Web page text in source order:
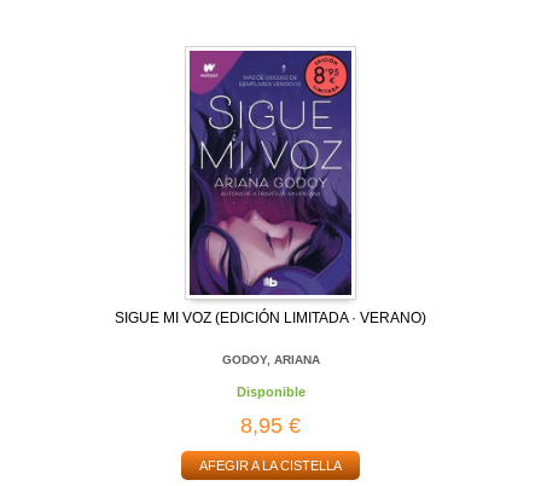
SIGUE MI VOZ (EDICIÓN LIMITADA · VERANO)
GODOY, ARIANA
Disponible
8,95 €
AFEGIR A LA CISTELLA